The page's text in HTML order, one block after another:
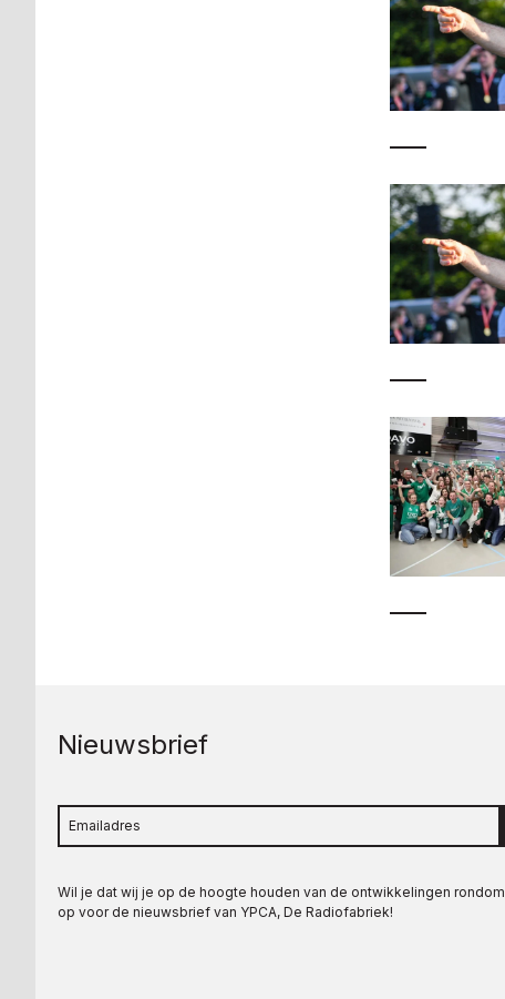
Nieuwsbrief
Wil je dat wij je op de hoogte houden van de ontwikkelingen rondom
op voor de nieuwsbrief van YPCA, De Radiofabriek!